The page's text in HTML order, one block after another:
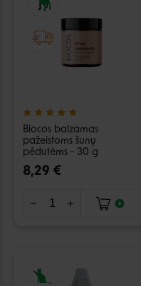
Biocos balzamas
pažeistoms šunų
pėdutėms - 30 g
8,29 €